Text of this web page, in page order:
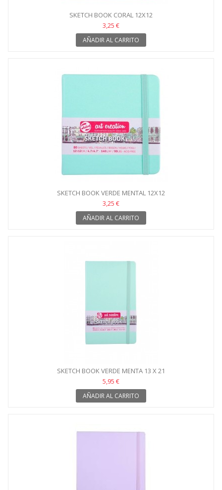
SKETCH BOOK CORAL 12X12
3,25 €
AÑADIR AL CARRITO
SKETCH BOOK VERDE MENTAL 12X12
3,25 €
AÑADIR AL CARRITO
SKETCH BOOK VERDE MENTA 13 X 21
5,95 €
AÑADIR AL CARRITO